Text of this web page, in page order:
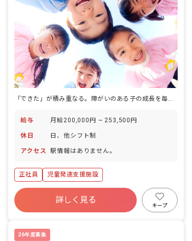
「できた」が積み重なる。障がいのある子の成長を毎日そばで見続ける仕事。
給与 月給200,000円 ~ 253,500円
休日 日、他シフト制
アクセス 駅情報はありません。
正社員 児童発達支援施設
詳しく見る
キープ
26年度募集